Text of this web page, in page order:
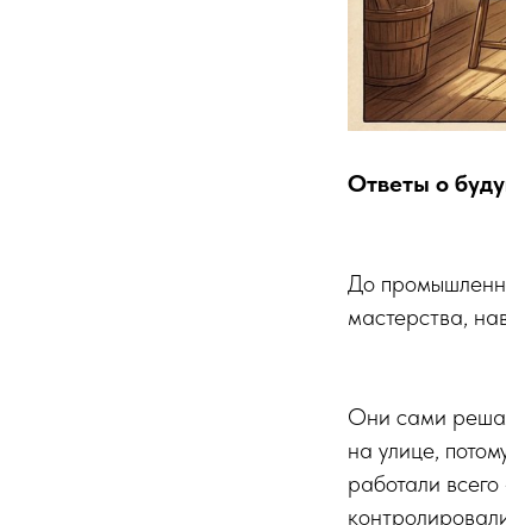
Ответы о
До
мастерства,
Они сами
на улице,
работали